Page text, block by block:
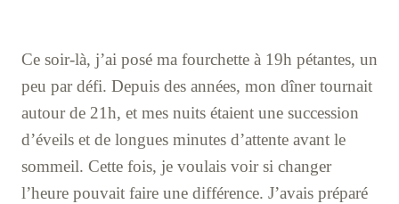
Ce soir-là, j’ai posé ma fourchette à 19h pétantes, un
peu par défi. Depuis des années, mon dîner tournait
autour de 21h, et mes nuits étaient une succession
d’éveils et de longues minutes d’attente avant le
sommeil. Cette fois, je voulais voir si changer
l’heure pouvait faire une différence. J’avais préparé